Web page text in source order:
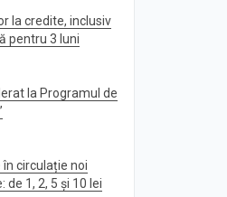
la credite, inclusiv
pentru 3 luni
la Programul de
circulație noi
1, 2, 5 și 10 lei